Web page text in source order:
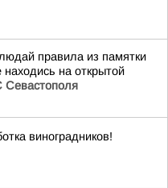
правила из памятки
на открытой
виноградников!